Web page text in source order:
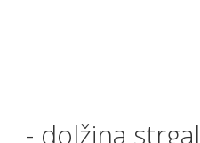
- dolžina